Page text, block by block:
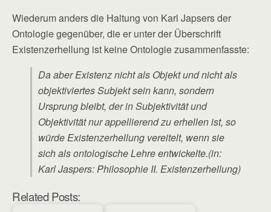
Wiederum anders die Haltung von Karl Japsers der
Ontologie gegenüber, die er unter der Überschrift
Existenzerhellung ist keine Ontologie zusammenfasste:
Da aber Existenz nicht als Objekt und nicht als
objektiviertes Subjekt sein kann, sondern
Ursprung bleibt, der in Subjektivität und
Objektivität nur appellierend zu erhellen ist, so
würde Existenzerhellung vereitelt, wenn sie
sich als ontologische Lehre entwickelte.(in:
Karl Jaspers: Philosophie II. Existenzerhellung)
Related Posts: